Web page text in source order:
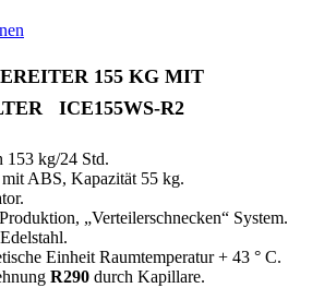
155 KG MIT
ICE155WS-R2
153 kg/24 Std.
mit ABS, Kapazität 55 kg.
„Verteilerschnecken“ System.
Einheit Raumtemperatur + 43 ° C.
R290 durch Kapillare.